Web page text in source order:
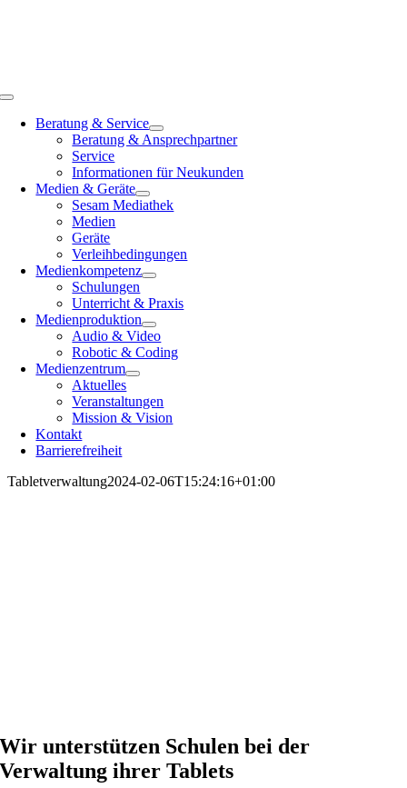
Toggle
NavigationBeratung & Service
Beratung & Ansprechpartner
Service
Informationen für Neukunden
Medien & Geräte
Sesam Mediathek
Medien
Geräte
Verleihbedingungen
Medienkompetenz
Schulungen
Unterricht & Praxis
Medienproduktion
Audio & Video
Robotic & Coding
Medienzentrum
Aktuelles
Veranstaltungen
Mission & Vision
Kontakt
Barrierefreiheit
Tabletverwaltung2024-02-06T15:24:16+01:00
Wir unterstüt­zen Schulen bei der
Verwaltung ihrer Tablets